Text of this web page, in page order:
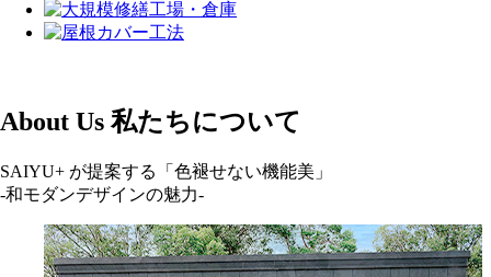
About Us 私たちについて
SAIYU+ が提案する「色褪せない機能美」
-和モダンデザインの魅力-